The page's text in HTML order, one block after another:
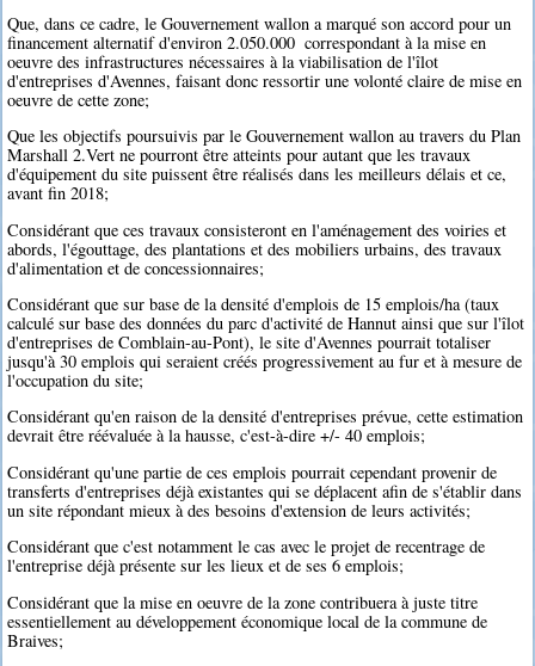
Que, dans ce cadre, le Gouvernement wallon a marqué son accord pour un
financement alternatif d'environ 2.050.000  correspondant à la mise en
oeuvre des infrastructures nécessaires à la viabilisation de l'îlot
d'entreprises d'Avennes, faisant donc ressortir une volonté claire de mise en
oeuvre de cette zone;
Que les objectifs poursuivis par le Gouvernement wallon au travers du Plan
Marshall 2.Vert ne pourront être atteints pour autant que les travaux
d'équipement du site puissent être réalisés dans les meilleurs délais et ce,
avant fin 2018;
Considérant que ces travaux consisteront en l'aménagement des voiries et
abords, l'égouttage, des plantations et des mobiliers urbains, des travaux
d'alimentation et de concessionnaires;
Considérant que sur base de la densité d'emplois de 15 emplois/ha (taux
calculé sur base des données du parc d'activité de Hannut ainsi que sur l'îlot
d'entreprises de Comblain-au-Pont), le site d'Avennes pourrait totaliser
jusqu'à 30 emplois qui seraient créés progressivement au fur et à mesure de
l'occupation du site;
Considérant qu'en raison de la densité d'entreprises prévue, cette estimation
devrait être réévaluée à la hausse, c'est-à-dire +/- 40 emplois;
Considérant qu'une partie de ces emplois pourrait cependant provenir de
transferts d'entreprises déjà existantes qui se déplacent afin de s'établir dans
un site répondant mieux à des besoins d'extension de leurs activités;
Considérant que c'est notamment le cas avec le projet de recentrage de
l'entreprise déjà présente sur les lieux et de ses 6 emplois;
Considérant que la mise en oeuvre de la zone contribuera à juste titre
essentiellement au développement économique local de la commune de
Braives;